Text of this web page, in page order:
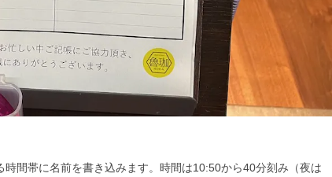
間帯に名前を書き込みます。時間は10:50から40分刻み（夜は